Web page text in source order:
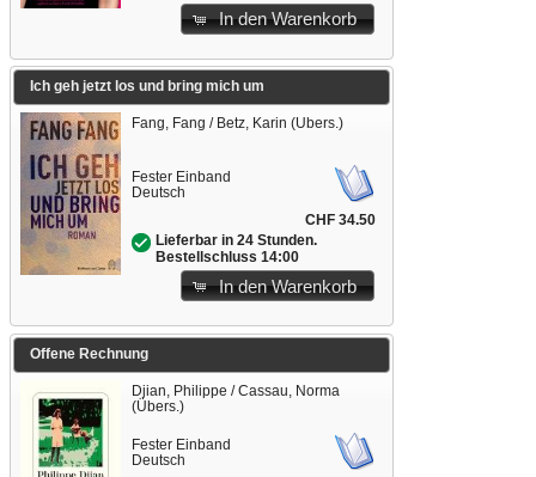
In den Warenkorb
Ich geh jetzt los und bring mich um
Fang, Fang / Betz, Karin (Übers.)
Fester Einband
Deutsch
CHF 34.50
Lieferbar in 24 Stunden.
Bestellschluss 14:00
In den Warenkorb
Offene Rechnung
Djian, Philippe / Cassau, Norma
(Übers.)
Fester Einband
Deutsch